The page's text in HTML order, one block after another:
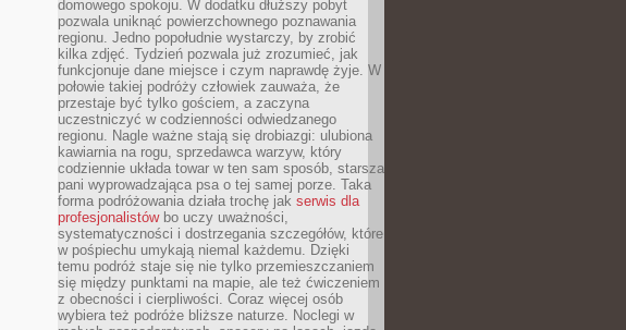
domowego spokoju. W dodatku dłuższy pobyt
pozwala uniknąć powierzchownego poznawania
regionu. Jedno popołudnie wystarczy, by zrobić
kilka zdjęć. Tydzień pozwala już zrozumieć, jak
funkcjonuje dane miejsce i czym naprawdę żyje. W
połowie takiej podróży człowiek zauważa, że
przestaje być tylko gościem, a zaczyna
uczestniczyć w codzienności odwiedzanego
regionu. Nagle ważne stają się drobiazgi: ulubiona
kawiarnia na rogu, sprzedawca warzyw, który
codziennie układa towar w ten sam sposób, starsza
pani wyprowadzająca psa o tej samej porze. Taka
forma podróżowania działa trochę jak serwis dla
profesjonalistówbo uczy uważności,
systematyczności i dostrzegania szczegółów, które
w pośpiechu umykają niemal każdemu. Dzięki
temu podróż staje się nie tylko przemieszczaniem
się między punktami na mapie, ale też ćwiczeniem
z obecności i cierpliwości. Coraz więcej osób
wybiera też podróże bliższe naturze. Noclegi w